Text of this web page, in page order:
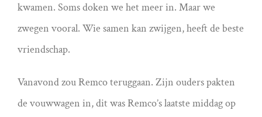
kwamen. Soms doken we het meer in. Maar we
zwegen vooral. Wie samen kan zwijgen, heeft de beste
vriendschap.
Vanavond zou Remco teruggaan. Zijn ouders pakten
de vouwwagen in, dit was Remco’s laatste middag op